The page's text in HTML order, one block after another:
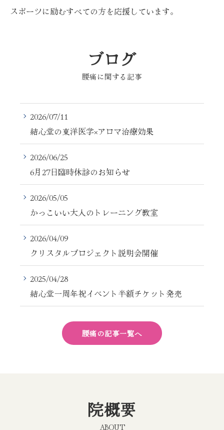
スポーツに励むすべての方を応援しています。
ブログ
腰痛に関する記事
2026/07/11
結心堂の東洋医学×アロマ治療効果
2026/06/25
6月27日臨時休診のお知らせ
2026/05/05
かっこいい大人のトレーニング教室
2026/04/09
クリスタルプロジェクト説明会開催
2025/04/28
結心堂一周年祝イベント半額チケット発売
腰痛の記事一覧へ
院概要
ABOUT